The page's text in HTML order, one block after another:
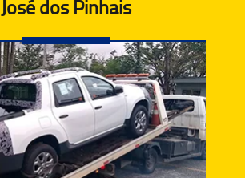
José dos Pinhais